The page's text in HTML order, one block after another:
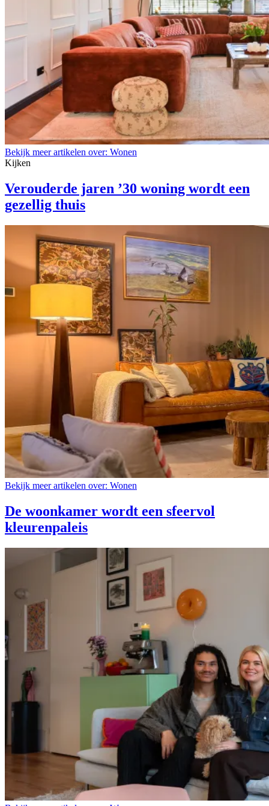
Bekijk meer artikelen over: Wonen
Kijken
Verouderde jaren ’30 woning wordt een
gezellig thuis
Bekijk meer artikelen over: Wonen
De woonkamer wordt een sfeervol
kleurenpaleis